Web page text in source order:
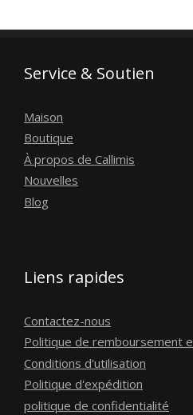
s
e
u
b
r
i
f
c
o
n
4
c
o
m
t
e
Service & Soutien
Maison
Boutique
À propos de Callimis
Nouvelles
Blog
Liens rapides
Contactez-nous
Politique de remboursement
Conditions d'utilisation
Politique d'expédition
politique de confidentialité